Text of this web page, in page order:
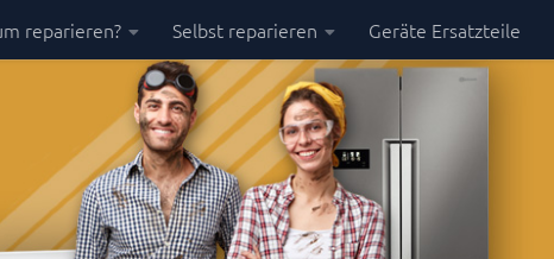
reparieren? Selbst reparieren Geräte Ersatzteile